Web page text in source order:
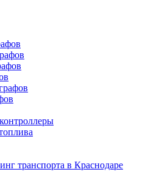
транспорта в Краснодаре